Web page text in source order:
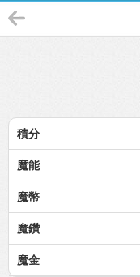
積分
魔能
魔幣
魔鑽
魔金